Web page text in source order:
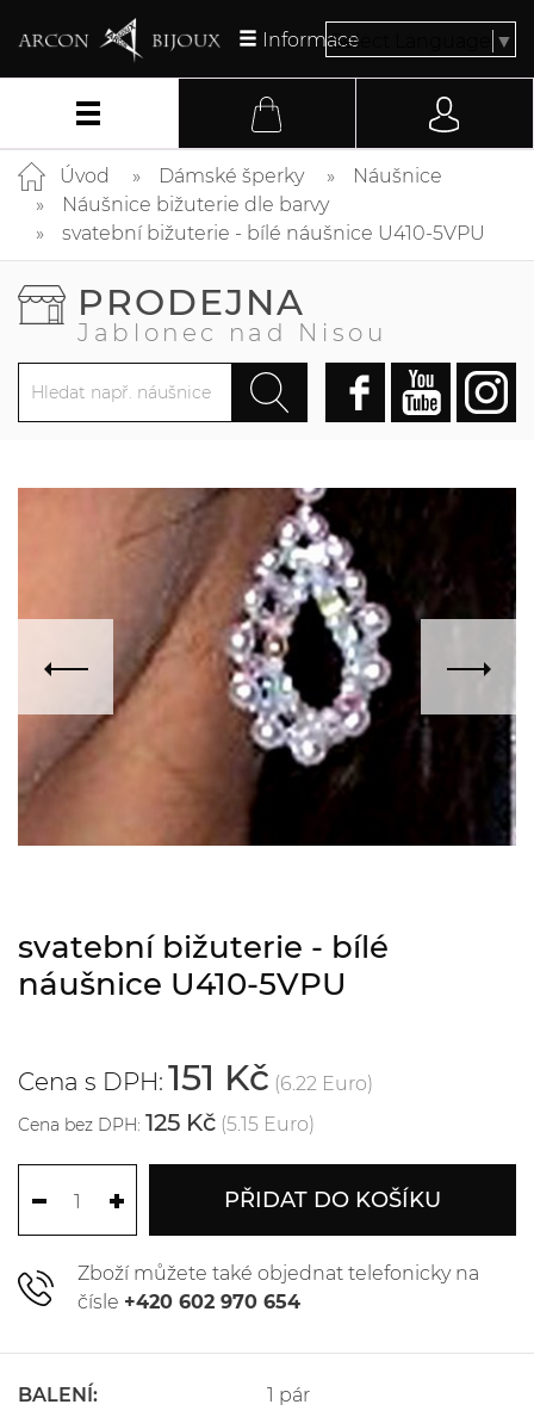
InformaceSelect Language ▼
Úvod Dámské šperky
Náušnice
Náušnice bižuterie dle barvy
svatební bižuterie - bílé náušnice U410-5VPU
PRODEJNA
Jablonec nad Nisou
svatební bižuterie - bílé
náušnice U410-5VPU
Cena s DPH: 151 Kč (6.22 Euro)
Cena bez DPH: 125 Kč (5.15 Euro)
PŘIDAT DO KOŠÍKU
Zboží můžete také objednat telefonicky na
čísle +420 602 970 654
BALENÍ: 1 pár